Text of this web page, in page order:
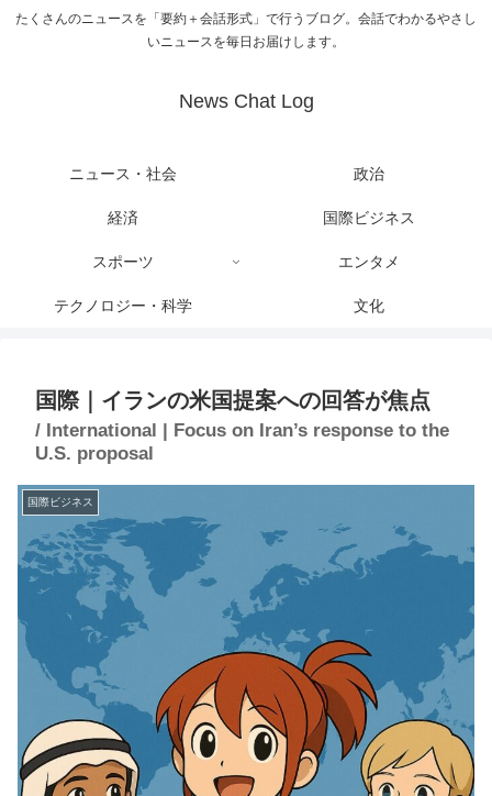
たくさんのニュースを「要約＋会話形式」で行うブログ。会話でわかるやさし
いニュースを毎日お届けします。
News Chat Log
ニュース・社会 政治
経済 国際ビジネス
スポーツ エンタメ
テクノロジー・科学 文化
国際｜イランの米国提案への回答が焦点
/ International | Focus on Iran’s response to the
U.S. proposal
国際ビジネス